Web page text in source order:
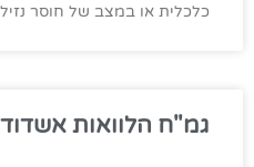
כלכלית או במצב של חוסר
גמ"ח הלוואות אשדוד